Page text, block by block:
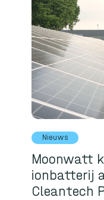
Nieuws
Moonwatt
ionbatterij
Cleantech